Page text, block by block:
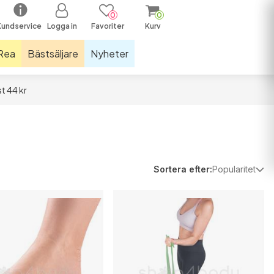
Logga in
0
Favoriter
0
Kurv
och mattor
Bästsäljare Nyheter
44 kr
Sortera efter:Popularitet